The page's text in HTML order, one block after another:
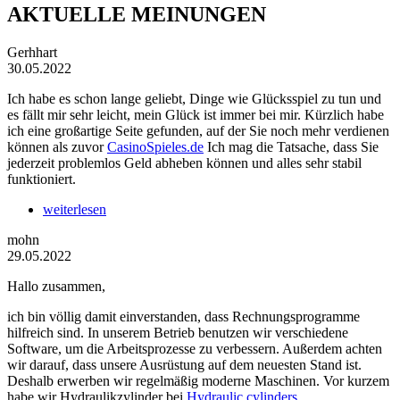
AKTUELLE MEINUNGEN
Gerhhart
30.05.2022
Ich habe es schon lange geliebt, Dinge wie Glücksspiel zu tun und
es fällt mir sehr leicht, mein Glück ist immer bei mir. Kürzlich habe
ich eine großartige Seite gefunden, auf der Sie noch mehr verdienen
können als zuvorCasinoSpieles.de Ich mag die Tatsache, dass Sie
jederzeit problemlos Geld abheben können und alles sehr stabil
funktioniert.
weiterlesen
mohn
29.05.2022
Hallo zusammen,
ich bin völlig damit einverstanden, dass Rechnungsprogramme
hilfreich sind. In unserem Betrieb benutzen wir verschiedene
Software, um die Arbeitsprozesse zu verbessern. Außerdem achten
wir darauf, dass unsere Ausrüstung auf dem neuesten Stand ist.
Deshalb erwerben wir regelmäßig moderne Maschinen. Vor kurzem